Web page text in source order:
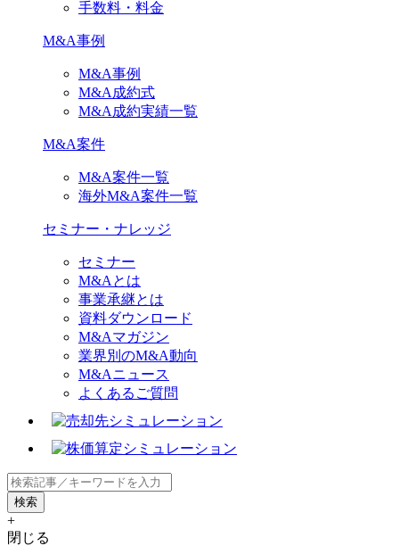
手数料・料金
M&A事例
M&A事例
M&A成約式
M&A成約実績一覧
M&A案件
M&A案件一覧
海外M&A案件一覧
セミナー・ナレッジ
セミナー
M&Aとは
事業承継とは
資料ダウンロード
M&Aマガジン
業界別のM&A動向
M&Aニュース
よくあるご質問
+
閉じる